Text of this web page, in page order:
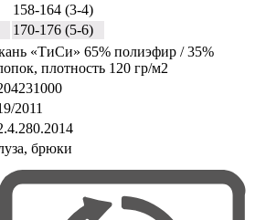
158-164 (3-4)
170-176 (5-6)
«ТиСи» 65% полиэфир / 35%
плотность 120 гр/м2
2011
брюки